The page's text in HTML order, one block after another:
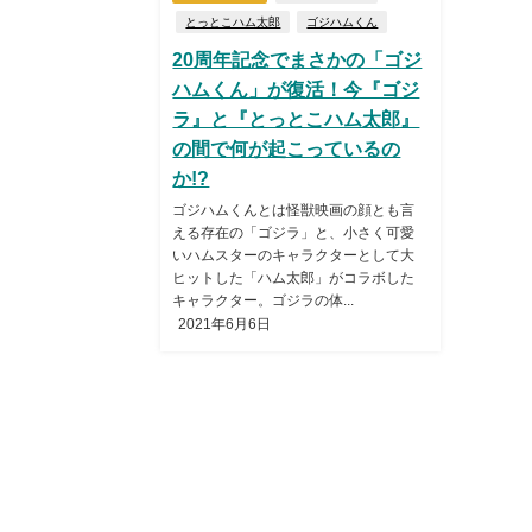
とっとこハム太郎 ゴジハムくん
20周年記念でまさかの「ゴジ
ハムくん」が復活！今『ゴジ
ラ』と『とっとこハム太郎』
の間で何が起こっているの
か!?
ゴジハムくんとは怪獣映画の顔とも言
える存在の「ゴジラ」と、小さく可愛
いハムスターのキャラクターとして大
ヒットした「ハム太郎」がコラボした
キャラクター。ゴジラの体...
2021年6月6日